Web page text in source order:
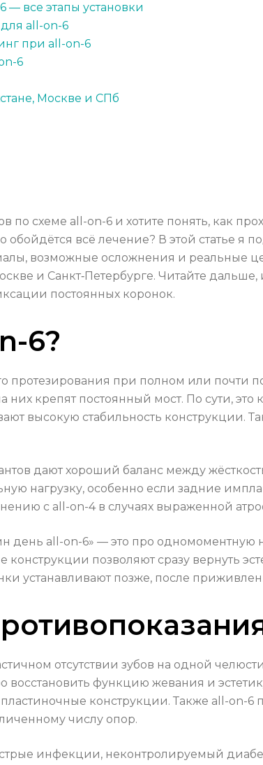
— все этапы установки
all-on-6
при all-on-6
6
Москве и СПб
по схеме all-on-6 и хотите понять, как
обойдётся всё лечение? В этой статье я
возможные осложнения и реальные
и Санкт‑Петербурге. Читайте
постоянных коронок.
6?
при полном или почти
них крепят постоянный мост. По сути,
высокую стабильность конструкции.
дают хороший баланс между
нагрузку, особенно если задние
с all-on-4 в случаях выраженной
день all-on-6» — это про одномоментную
позволяют сразу вернуть
устанавливают позже, после
отсутствии зубов на одной
восстановить функцию жевания и
конструкции. Также all-on-
числу опор.
инфекции, неконтролируемый